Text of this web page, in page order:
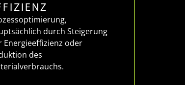
durch Steigerung
Energieeffizienz oder
des